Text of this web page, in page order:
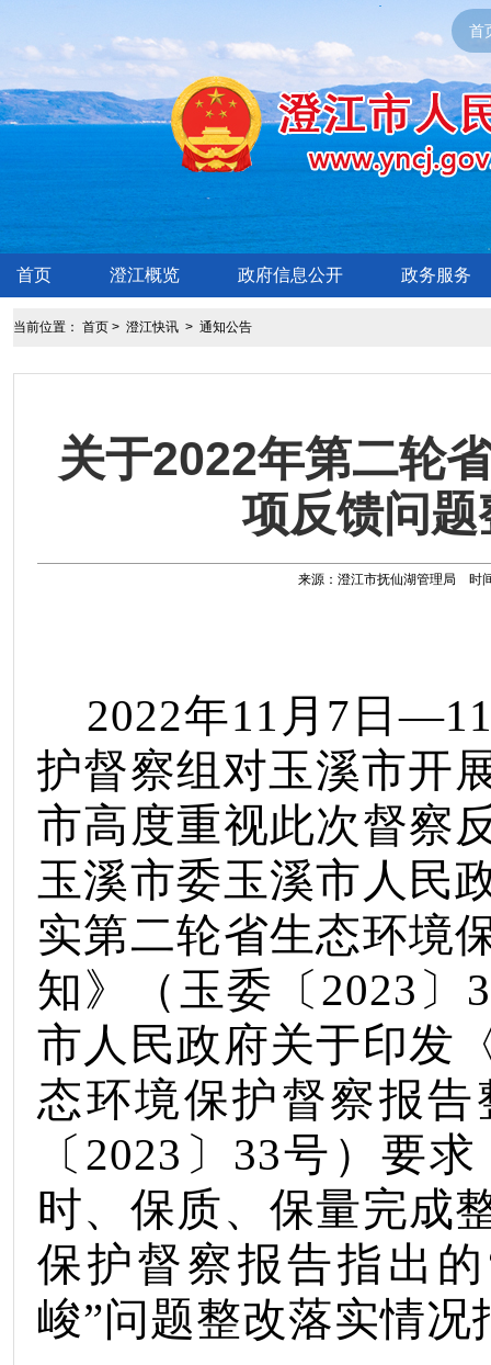
首
首页 澄江概览 政府信息公开 政务服务
当前位置： 首页> 澄江快讯 > 通知公告
关于2022年第二轮
项反馈问
来源：澄江市抚仙湖管理局 时
2022年11 月 7 日
护督察组对玉溪市开
市高度重视此次督察
玉溪市委玉溪市人民
实第二轮省生态环境
知》（玉委〔 2023 〕 3
市人民政府关于印发
态环境保护督察报
〔 2023 〕 33号）要
时、保质、保量完成
保护督察报告指出的
峻”问题整改落实情况